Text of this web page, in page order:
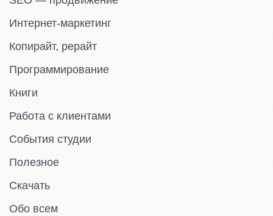
Интернет-маркетинг
Копирайт, рерайт
Программирование
Книги
Работа с клиентами
События студии
Полезное
Скачать
Обо всем